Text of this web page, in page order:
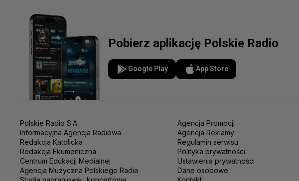
Pobierz aplikację Polskie Radio
Google Play App Store
Polskie Radio S.A.
Informacyjna Agencja Radiowa
Redakcja Katolicka
Redakcja Ekumeniczna
Centrum Edukacji Medialnej
Agencja Muzyczna Polskiego Radia
Agencja Promocji
Agencja Reklamy
Regulamin serwisu
Polityka prywatności
Ustawienia prywatności
Dane osobowe